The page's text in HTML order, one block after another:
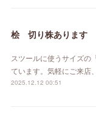
桧 切り株あります
スツールに使うサイズの
ています。気軽にご来店
2025.12.12 00:51